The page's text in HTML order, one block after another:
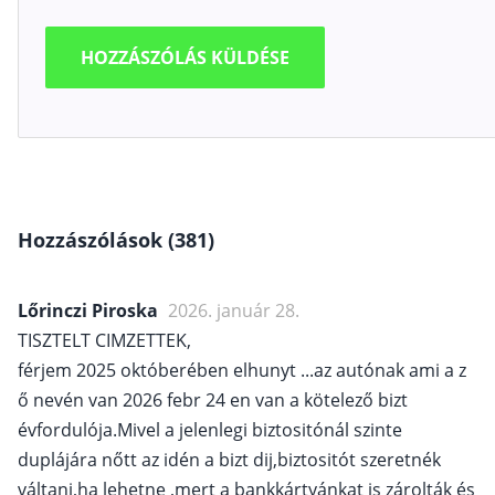
Hozzászólások (381)
Lőrinczi Piroska 2026. január 28.
TISZTELT CIMZETTEK,
férjem 2025 októberében elhunyt ...az autónak ami a z
ő nevén van 2026 febr 24 en van a kötelező bizt
évfordulója.Mivel a jelenlegi biztositónál szinte
duplájára nőtt az idén a bizt dij,biztositót szeretnék
váltani,ha lehetne ,mert a bankkártyánkat is zárolták és